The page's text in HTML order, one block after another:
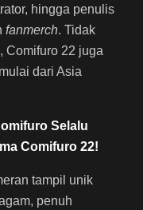
hingga penulis
fanmerch. Tidak
Comifuro 22 juga
dari Asia
Selalu
Comifuro 22!
tampil unik
penuh